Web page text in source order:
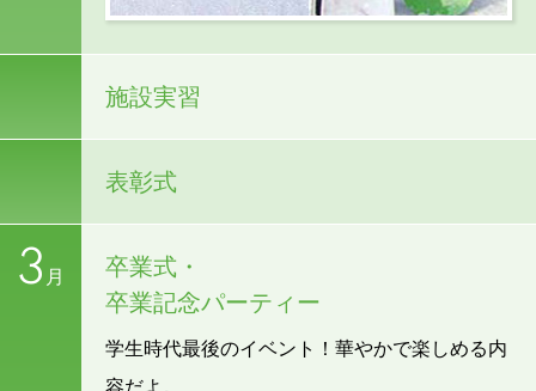
施設実習
表彰式
3 月
卒業式・
卒業記念パーティー
学生時代最後のイベント！華やかで楽しめる内
容だよ。